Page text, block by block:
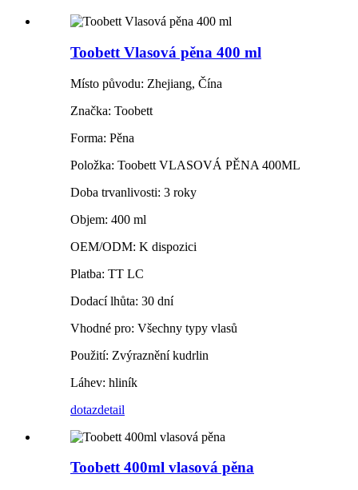
Toobett Vlasová pěna 400 ml
Místo původu: Zhejiang, Čína
Značka: Toobett
Forma: Pěna
Položka: Toobett VLASOVÁ PĚNA 400ML
Doba trvanlivosti: 3 roky
Objem: 400 ml
OEM/ODM: K dispozici
Platba: TT LC
Dodací lhůta: 30 dní
Vhodné pro: Všechny typy vlasů
Použití: Zvýraznění kudrlin
Láhev: hliník
dotazdetail
Toobett 400ml vlasová pěna